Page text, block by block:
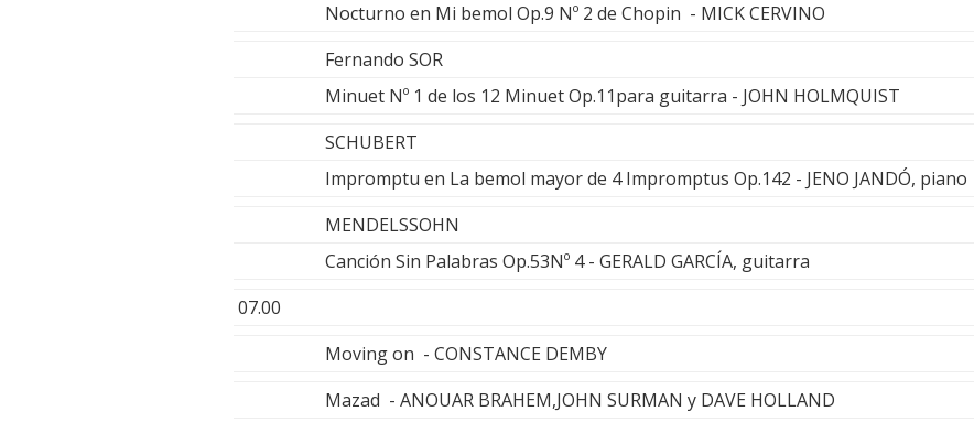
Nocturno en Mi bemol Op.9 Nº 2 de Chopin - MICK CERVINO
Fernando SOR
Minuet Nº 1 de los 12 Minuet Op.11para guitarra - JOHN HOLMQUIST
SCHUBERT
Impromptu en La bemol mayor de 4 Impromptus Op.142 - JENO JANDÓ, piano
MENDELSSOHN
Canción Sin Palabras Op.53Nº 4 - GERALD GARCÍA, guitarra
07.00
Moving on - CONSTANCE DEMBY
Mazad - ANOUAR BRAHEM,JOHN SURMAN y DAVE HOLLAND